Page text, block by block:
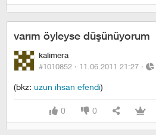
varım öyleyse düşünüyorum
kalimera
#1010852 · 11.06.2011 21:27 ·
(bkz: uzun ihsan efendi)
0 0